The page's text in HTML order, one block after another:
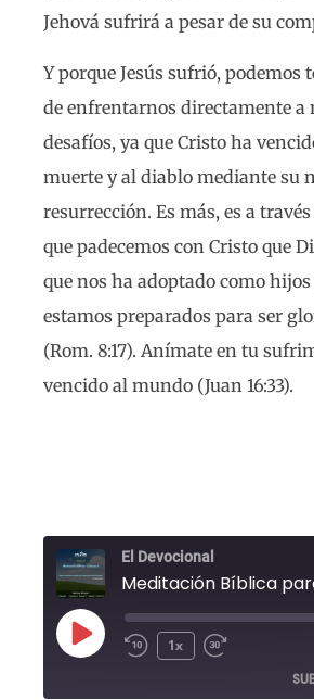
Jehová sufrirá a pesar de su
Y porque Jesús sufrió, podemos
de enfrentarnos directamente a
desafíos, ya que Cristo ha
muerte y al diablo mediante su
resurrección. Es más, es a
que padecemos con Cristo que
que nos ha adoptado como hijos
estamos preparados para ser
(Rom. 8:17). Anímate en tu
vencido al mundo (Juan 16:33).
El Devocional
1x